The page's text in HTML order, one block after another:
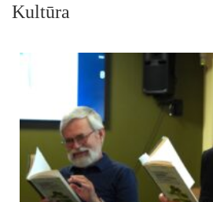
Kultūra